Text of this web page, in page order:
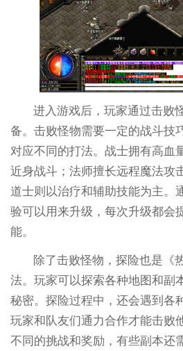
进入游戏后，玩家通过击败
备。击败怪物需要一定的战斗技
对应不同的打法。战士拥有高血
近身战斗；法师擅长远程魔法攻
道士则以治疗和辅助技能为主。
验可以用来升级，每次升级都会
能。
除了击败怪物，探险也是《
法。玩家可以探索各种地图和副
秘密。探险过程中，还会遇到各
玩家和队友们通力合作才能击败
不同的挑战和奖励，有些副本还